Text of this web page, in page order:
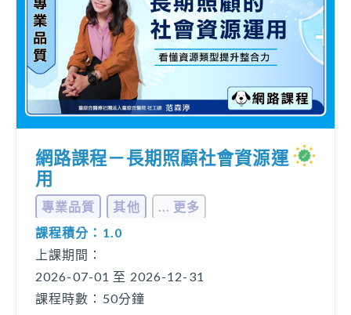
網路課程－長期照顧社會資源運
用
專業品質 其他
... 更多
課程積分：1.0
上課期間：
2026-07-01 至 2026-12-31
課程時數：50分鐘